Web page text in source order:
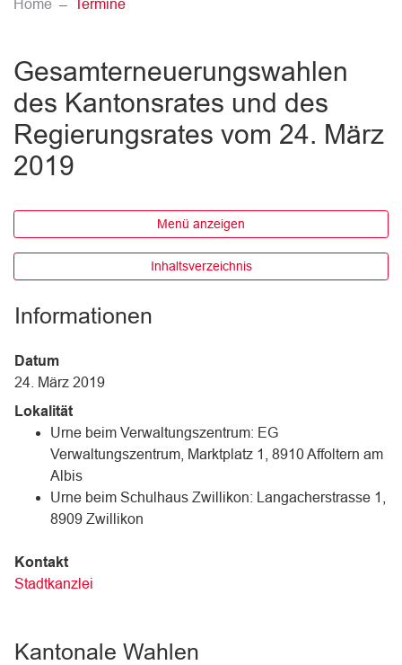
Home Termine(ausgewählt)
Gesamterneuerungswahlen
des Kantonsrates und des
Regierungsrates vom 24. März
2019
Menü anzeigen
Inhaltsverzeichnis
Informationen
Datum
24. März 2019
Lokalität
Urne beim Verwaltungszentrum: EG
Verwaltungszentrum, Marktplatz 1, 8910 Affoltern am
Albis
Urne beim Schulhaus Zwillikon: Langacherstrasse 1,
8909 Zwillikon
Kontakt
Stadtkanzlei
Kantonale Wahlen